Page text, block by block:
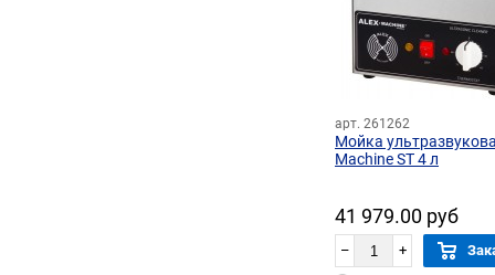
арт. 261262
Мойка
Machine ST 4 л
41 979.00 руб
– +